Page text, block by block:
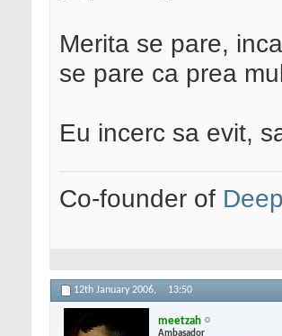
Merita se pare,
se pare ca prea
Eu incerc sa evit,
Co-founder of
12th January 2006, 13:50
meetzah
Ambasador